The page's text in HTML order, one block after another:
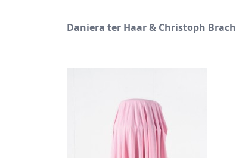
Daniera ter Haar & Christoph Brach